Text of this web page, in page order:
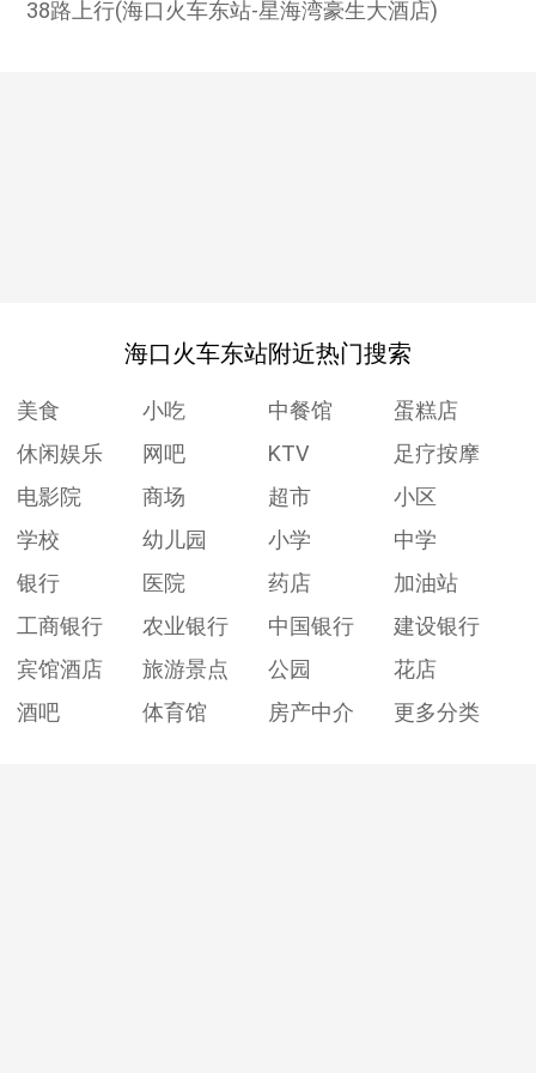
38路上行(海口火车东站-星海湾豪生大酒店)
海口火车东站附近热门搜索
美食 小吃 中餐馆
蛋糕店
休闲娱乐
网吧 KTV
足疗按摩
电影院
商场 超市
小区
学校
幼儿园 小学
中学
银行
医院 药店
加油站
工商银行
农业银行 中国银行
建设银行
宾馆酒店
旅游景点 公园
花店
酒吧
体育馆 房产中介 更多分类